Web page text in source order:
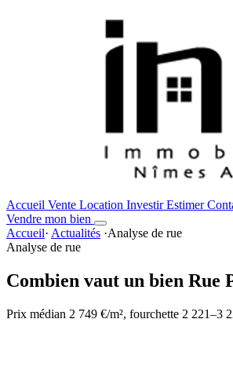
Accueil Vente Location InvestirEstimer
Vendre mon bien
Accueil· Actualités ·Analyse de rue
Analyse de rue
Combien vaut un bien Rue
Prix médian 2 749 €/m², fourchette 2 221–3